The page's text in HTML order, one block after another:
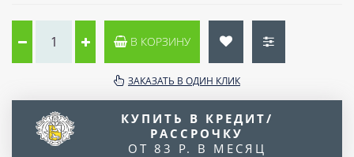
В КОРЗИНУ
ЗАКАЗАТЬ В ОДИН КЛИК
КУПИТЬ В КРЕДИТ/
РАССРОЧКУ
ОТ 83 Р. В МЕСЯЦ